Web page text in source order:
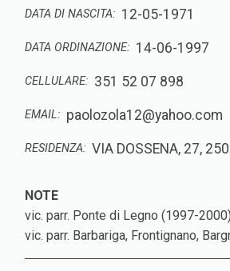
DATA DI NASCITA: 12-05-1971
DATA ORDINAZIONE: 14-06-1997
CELLULARE: 351 52 07 898
EMAIL: paolozola12@yahoo.com
RESIDENZA: VIA DOSSENA, 27,
vic. parr. Ponte di Legno (1997-
vic. parr. Barbariga, Frontignano,